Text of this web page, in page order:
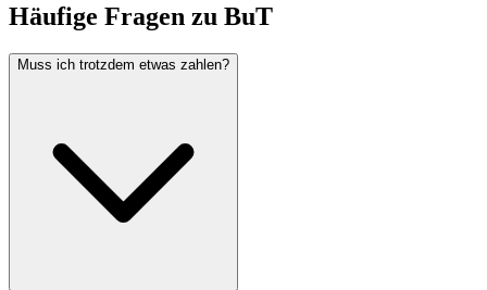
Häufige Fragen zu BuT
Muss ich trotzdem etwas zahlen?